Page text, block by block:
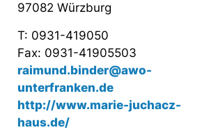
97082 Würzburg
T: 0931-419050
Fax: 0931-41905503
raimund.binder@awo-
unterfranken.de
http://www.marie-juchacz-
haus.de/